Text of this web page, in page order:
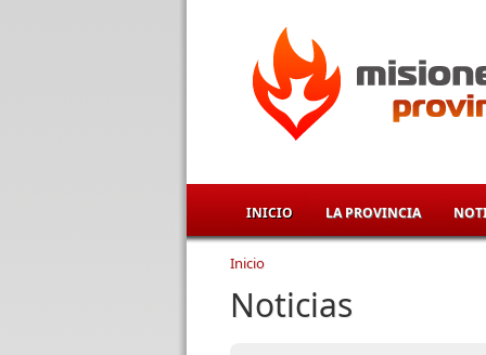
INICIO LA PROVINCIA
Se encuentra usted
Inicio
Noticias